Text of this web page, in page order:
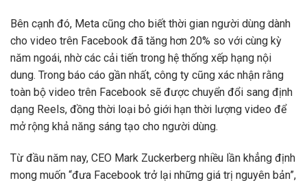
Bên cạnh đó, Meta cũng cho biết thời gian người dùng dành
cho video trên Facebook đã tăng hơn 20% so với cùng kỳ
năm ngoái, nhờ các cải tiến trong hệ thống xếp hạng nội
dung. Trong báo cáo gần nhất, công ty cũng xác nhận rằng
toàn bộ video trên Facebook sẽ được chuyển đổi sang định
dạng Reels, đồng thời loại bỏ giới hạn thời lượng video để
mở rộng khả năng sáng tạo cho người dùng.
Từ đầu năm nay, CEO Mark Zuckerberg nhiều lần khẳng định
mong muốn “đưa Facebook trở lại những giá trị nguyên bản”,